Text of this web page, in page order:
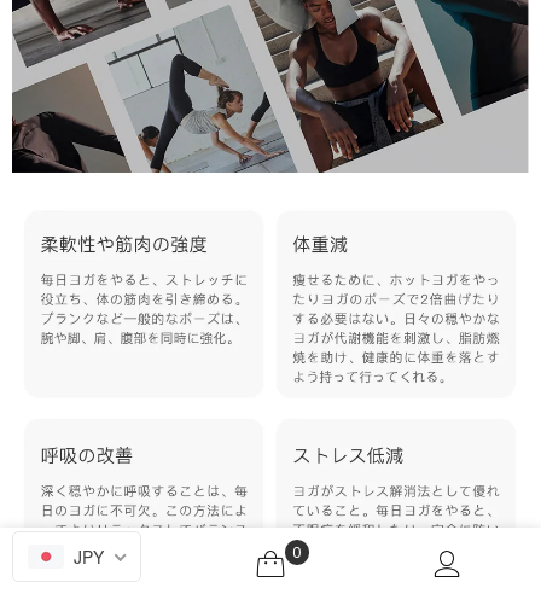
0
JPY